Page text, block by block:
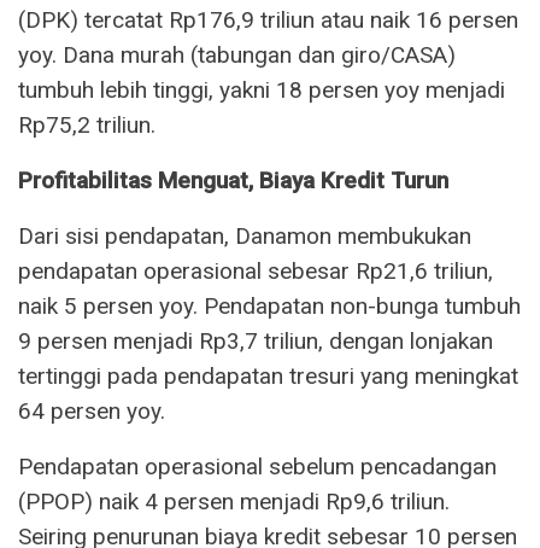
(DPK) tercatat Rp176,9 triliun atau naik 16 persen
yoy. Dana murah (tabungan dan giro/CASA)
tumbuh lebih tinggi, yakni 18 persen yoy menjadi
Rp75,2 triliun.
Profitabilitas Menguat, Biaya Kredit Turun
Dari sisi pendapatan, Danamon membukukan
pendapatan operasional sebesar Rp21,6 triliun,
naik 5 persen yoy. Pendapatan non-bunga tumbuh
9 persen menjadi Rp3,7 triliun, dengan lonjakan
tertinggi pada pendapatan tresuri yang meningkat
64 persen yoy.
Pendapatan operasional sebelum pencadangan
(PPOP) naik 4 persen menjadi Rp9,6 triliun.
Seiring penurunan biaya kredit sebesar 10 persen